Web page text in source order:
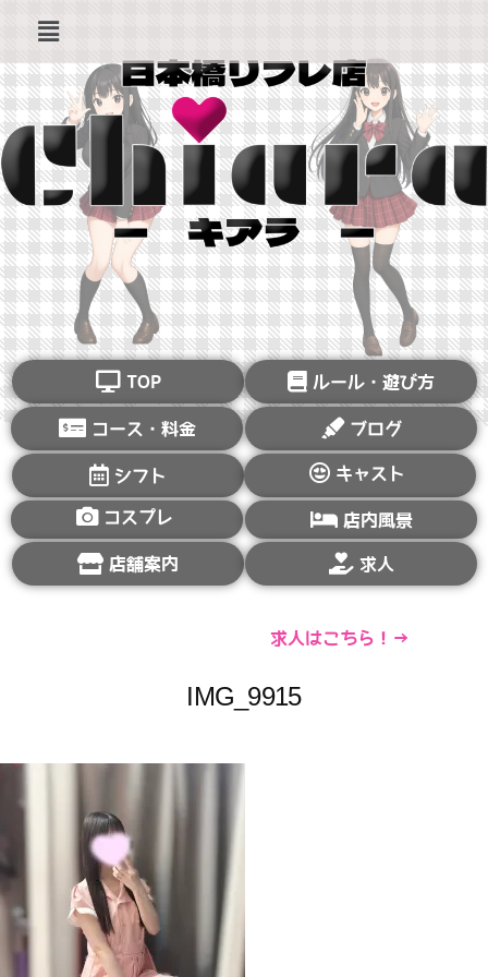
TOP ルール・遊び方
コース・料金 ブログ
シフト キャスト
コスプレ 店内風景
店舗案内 求人
求人はこちら！→
IMG_9915